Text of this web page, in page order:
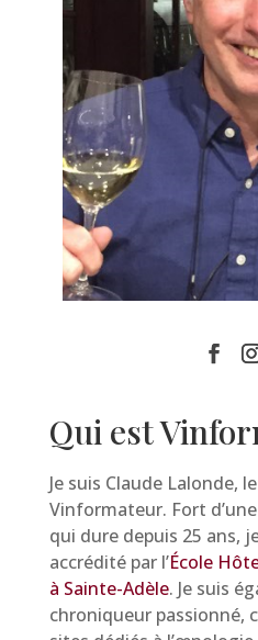
Qui est
Je suis Claude Lalonde,
Vinformateur. Fort
qui dure depuis 25 ans,
accrédité par l’École
à Sainte-Adèle. Je suis
chroniqueur passionné,